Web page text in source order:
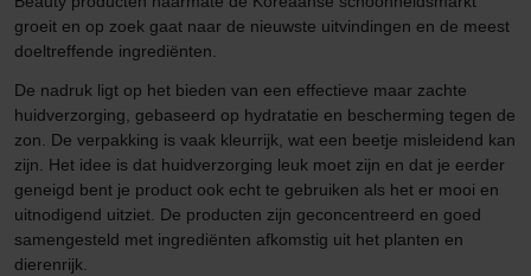
groeit en op zoek gaat naar de nieuwste uitvindingen en de meest
doeltreffende ingrediënten.
De nadruk ligt op het bieden van een effectieve maar zachte
huidverzorging, gebaseerd op hydratatie en bescherming tegen de
zon. De verpakking is vaak kleurrijk, wat een beetje misleidend kan
zijn. Het idee is dat huidverzorging leuk moet zijn en dat je eerder
geneigd bent je product ook echt te gebruiken als het er mooi en
uitnodigend uitziet. De producten zijn geconcentreerd en goed
samengesteld met ingrediënten afkomstig uit het planten en
dierenrijk.